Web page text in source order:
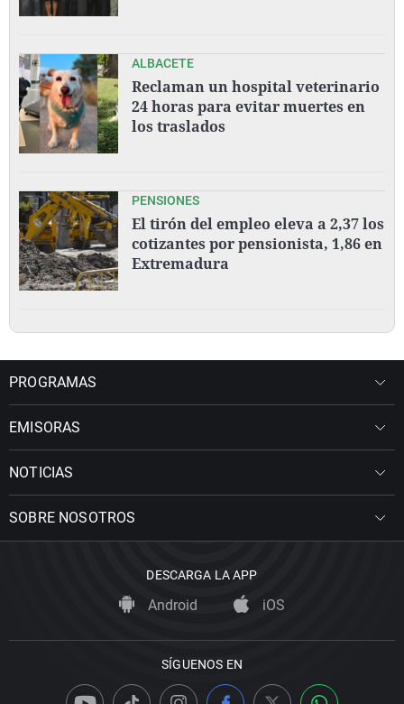
ALBACETE
Reclaman un hospital veterinario
24 horas para evitar muertes en
los traslados
PENSIONES
El tirón del empleo eleva a 2,37 los
cotizantes por pensionista, 1,86 en
Extremadura
PROGRAMAS
EMISORAS
NOTICIAS
SOBRE NOSOTROS
DESCARGA LA APP
Android iOS
SÍGUENOS EN